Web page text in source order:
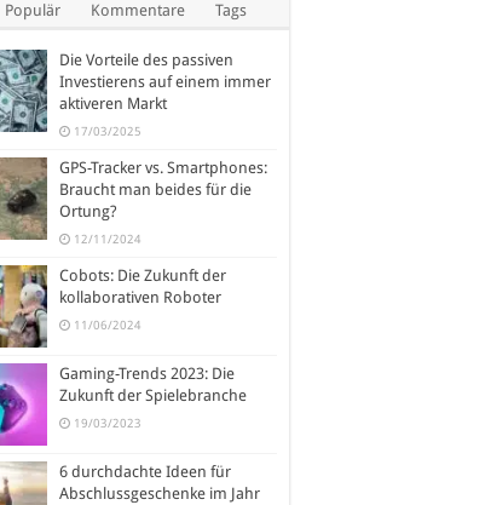
Populär Kommentare Tags
Die Vorteile des passiven
Investierens auf einem immer
aktiveren Markt
17/03/2025
GPS-Tracker vs. Smartphones:
Braucht man beides für die
Ortung?
12/11/2024
Cobots: Die Zukunft der
kollaborativen Roboter
11/06/2024
Gaming-Trends 2023: Die
Zukunft der Spielebranche
19/03/2023
6 durchdachte Ideen für
Abschlussgeschenke im Jahr